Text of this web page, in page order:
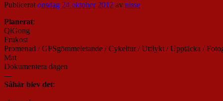
Publiceratonsdag 24 oktober 2012 av nisse
Planerat:
QiGong
Frukost
Promenad / GPSgömmeletande / Cykeltur / Utflykt / Upptäcka /
Mat
Dokumentera dagen
—
Såhär blev det: